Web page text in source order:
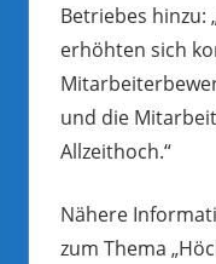
Betriebes hinzu:
erhöhten sich
und die
Allzeithoch.“
Nähere
zum Thema